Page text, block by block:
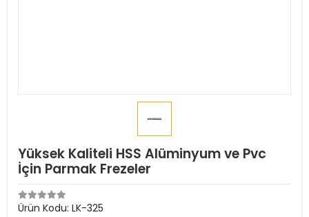
Yüksek Kaliteli HSS Alüminyum ve Pvc
İçin Parmak Frezeler
Ürün Kodu: LK-325